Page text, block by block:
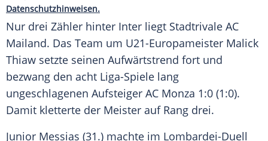
Datenschutzhinweisen.
Nur drei Zähler hinter Inter liegt Stadtrivale AC
Mailand. Das Team um U21-Europameister Malick
Thiaw setzte seinen Aufwärtstrend fort und
bezwang den acht Liga-Spiele lang
ungeschlagenen Aufsteiger AC Monza 1:0 (1:0).
Damit kletterte der Meister auf Rang drei.
Junior Messias (31.) machte im Lombardei-Duell